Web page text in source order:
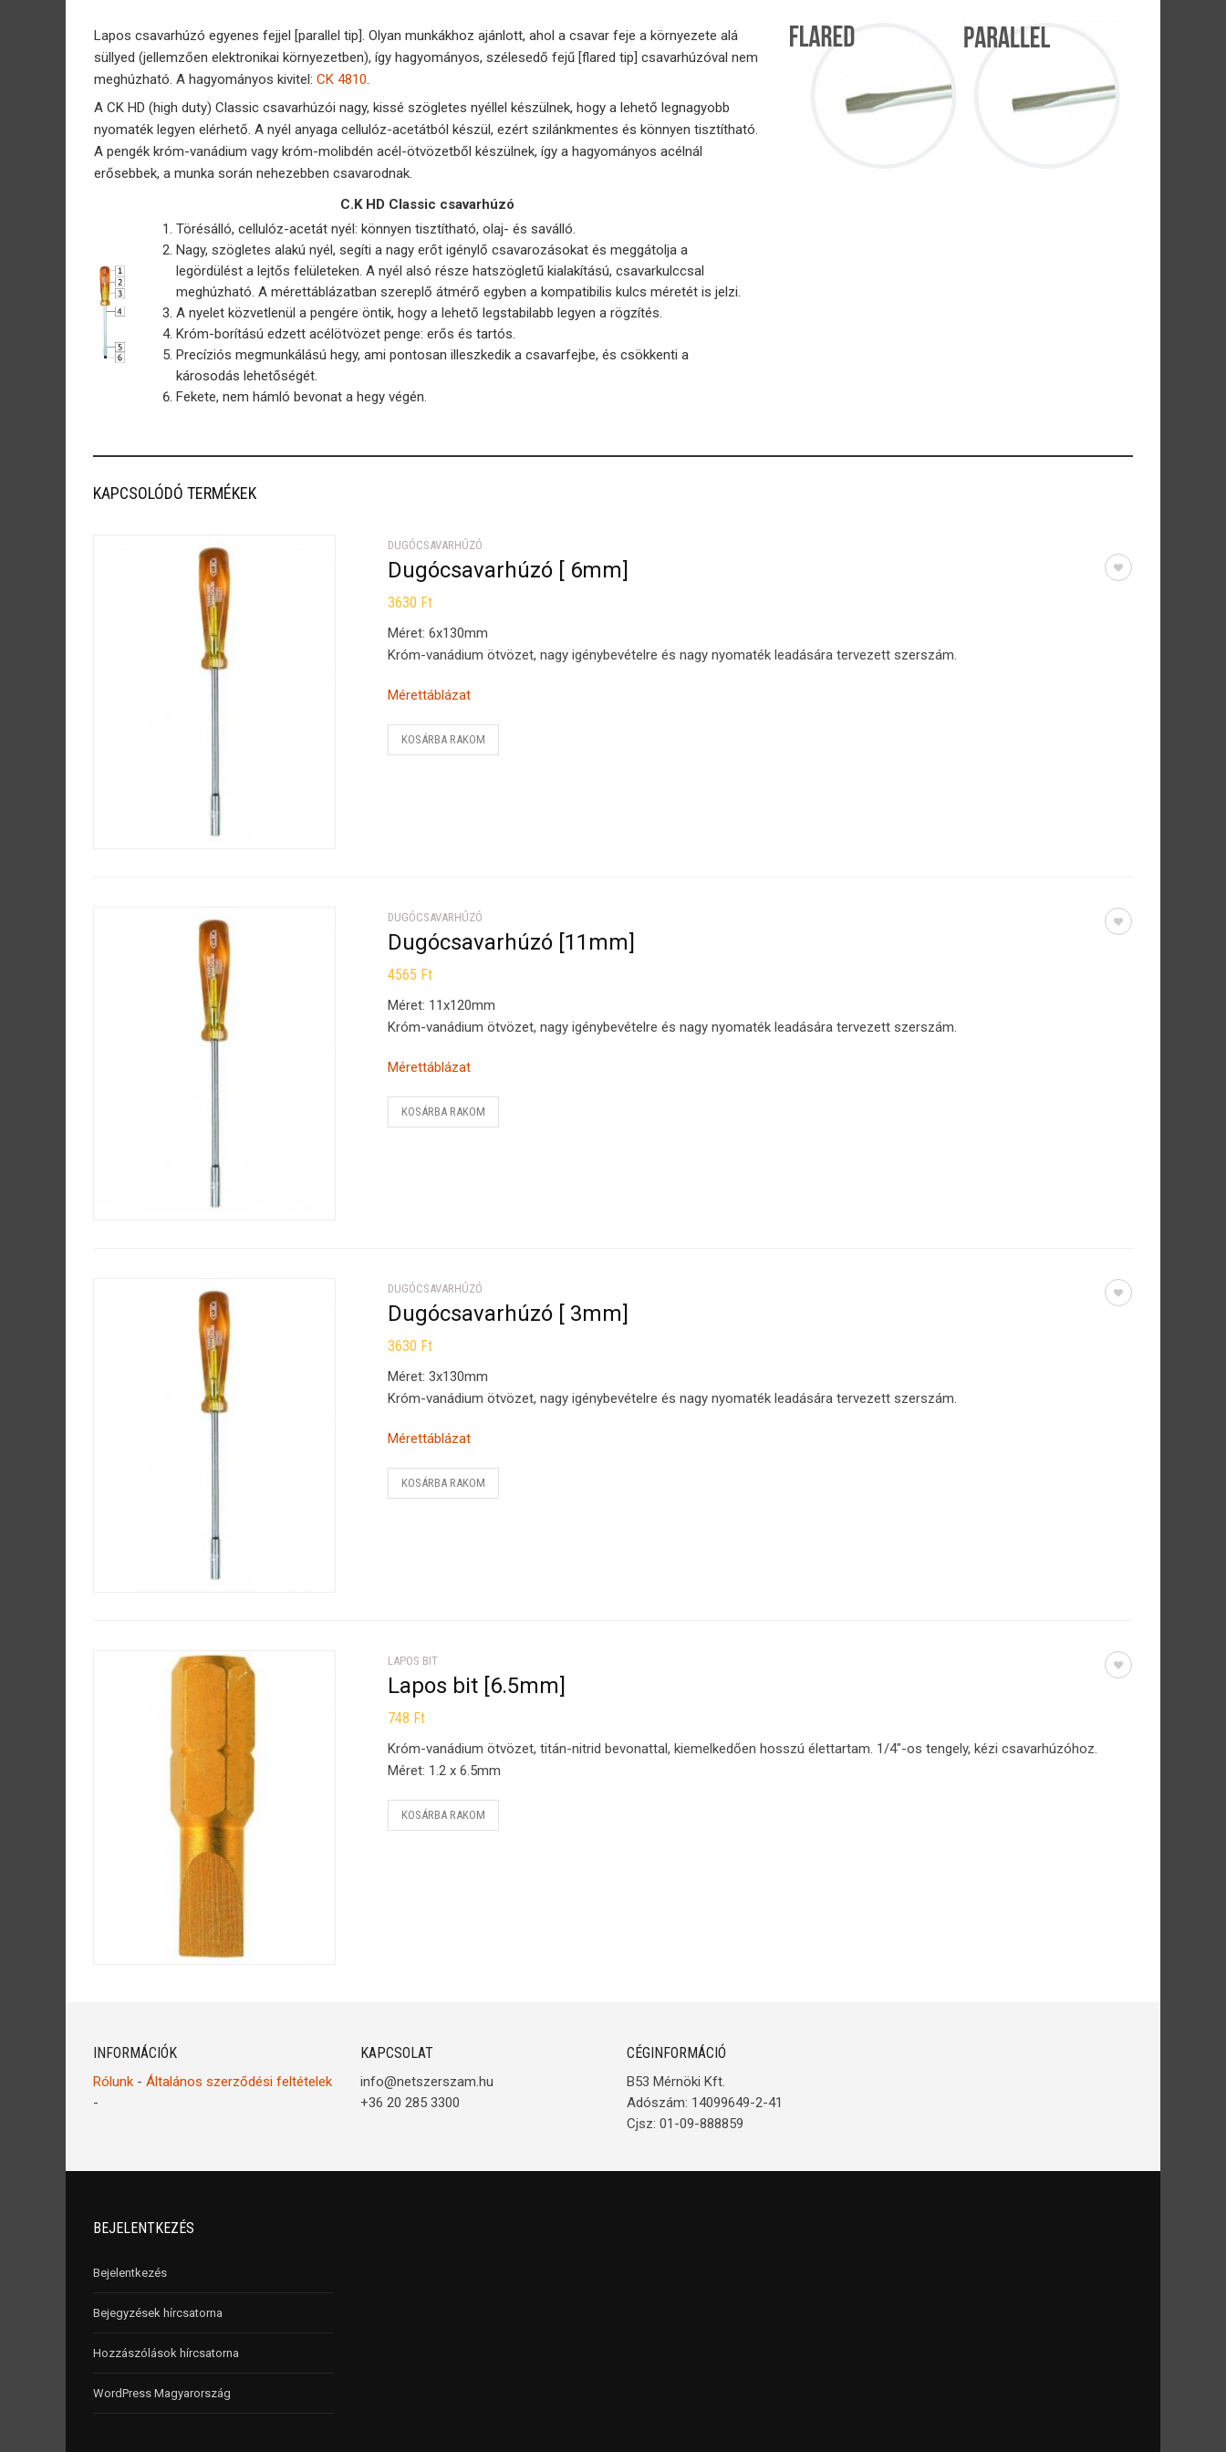
Lapos csavarhúzó egyenes fejjel [parallel tip]. Olyan munkákhoz ajánlott, ahol a csavar feje a környezete alá
süllyed (jellemzően elektronikai környezetben), így hagyományos, szélesedő fejű [flared tip] csavarhúzóval nem
meghúzható. A hagyományos kivitel: CK 4810.
A CK HD (high duty) Classic csavarhúzói nagy, kissé szögletes nyéllel készülnek, hogy a lehető legnagyobb
nyomaték legyen elérhető. A nyél anyaga cellulóz-acetátból készül, ezért szilánkmentes és könnyen tisztítható.
A pengék króm-vanádium vagy króm-molibdén acél-ötvözetből készülnek, így a hagyományos acélnál
erősebbek, a munka során nehezebben csavarodnak.
C.K HD Classic csavarhúzó
Törésálló, cellulóz-acetát nyél: könnyen tisztítható, olaj- és saválló.
Nagy, szögletes alakú nyél, segíti a nagy erőt igénylő csavarozásokat és meggátolja a
legördülést a lejtős felületeken. A nyél alsó része hatszögletű kialakítású, csavarkulccsal
meghúzható. A mérettáblázatban szereplő átmérő egyben a kompatibilis kulcs méretét is jelzi.
A nyelet közvetlenül a pengére öntik, hogy a lehető legstabilabb legyen a rögzítés.
Króm-borítású edzett acélötvözet penge: erős és tartós.
Precíziós megmunkálású hegy, ami pontosan illeszkedik a csavarfejbe, és csökkenti a
károsodás lehetőségét.
Fekete, nem hámló bevonat a hegy végén.
KAPCSOLÓDÓ TERMÉKEK
DUGÓCSAVARHÚZÓ
Dugócsavarhúzó [ 6mm]
3630 Ft
Méret: 6x130mm
Króm-vanádium ötvözet, nagy igénybevételre és nagy nyomaték leadására tervezett szerszám.
Mérettáblázat
KOSÁRBA RAKOM
DUGÓCSAVARHÚZÓ
Dugócsavarhúzó [11mm]
4565 Ft
Méret: 11x120mm
Króm-vanádium ötvözet, nagy igénybevételre és nagy nyomaték leadására tervezett szerszám.
Mérettáblázat
KOSÁRBA RAKOM
DUGÓCSAVARHÚZÓ
Dugócsavarhúzó [ 3mm]
3630 Ft
Méret: 3x130mm
Króm-vanádium ötvözet, nagy igénybevételre és nagy nyomaték leadására tervezett szerszám.
Mérettáblázat
KOSÁRBA RAKOM
LAPOS BIT
Lapos bit [6.5mm]
748 Ft
Króm-vanádium ötvözet, titán-nitrid bevonattal, kiemelkedően hosszú élettartam. 1/4″-os tengely, kézi csavarhúzóhoz.
Méret: 1.2 x 6.5mm
KOSÁRBA RAKOM
INFORMÁCIÓK
Rólunk - Általános szerződési feltételek
-
KAPCSOLAT
info@netszerszam.hu
+36 20 285 3300
CÉGINFORMÁCIÓ
B53 Mérnöki Kft.
Adószám: 14099649-2-41
Cjsz: 01-09-888859
BEJELENTKEZÉS
Bejelentkezés
Bejegyzések hírcsatorna
Hozzászólások hírcsatorna
WordPress Magyarország